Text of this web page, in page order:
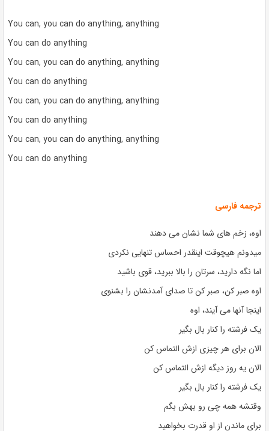
You can, you can do anything, anything
You can do anything
You can, you can do anything, anything
You can do anything
You can, you can do anything, anything
You can do anything
You can, you can do anything, anything
You can do anything
ترجمه فارسی
اوه، زخم های شما نشان می دهند
میدونم هیچوقت اینقدر احساس تنهایی نکردی
اما نگه دارید، سرتان را بالا ببرید، قوی باشید
اوه صبر کن، صبر کن تا صدای آمدنشان را بشنوی
اینجا آنها می آیند، اوه
یک فرشته را کنار بال بگیر
الان برای هر چیزی ازش التماس کن
الان یه روز دیگه ازش التماس کن
یک فرشته را کنار بال بگیر
وقتشه همه چی رو بهش بگم
برای ماندن از او قدرت بخواهید